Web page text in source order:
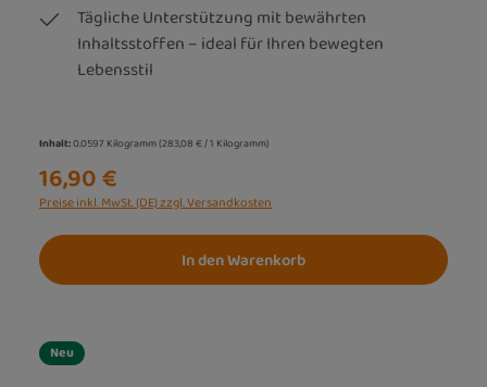
Tägliche Unterstützung mit bewährten
Inhaltsstoffen – ideal für Ihren bewegten
Lebensstil
Inhalt:0.0597 Kilogramm(283,08 € / 1 Kilogramm)
16,90 €
Preise inkl. MwSt. (DE) zzgl. Versandkosten
In den Warenkorb
Neu